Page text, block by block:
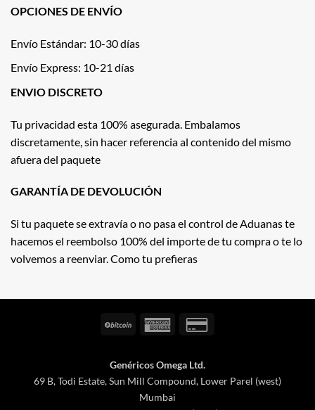
OPCIONES DE ENVÍO
Envío Estándar: 10-30 días
Envío Express: 10-21 días
ENVIO DISCRETO
Tu privacidad esta 100% asegurada. Embalamos
discretamente, sin hacer referencia al contenido del mismo
afuera del paquete
GARANTÍA DE DEVOLUCIÓN
Si tu paquete se extravía o no pasa el control de Aduanas te
hacemos el reembolso 100% del importe de tu compra o te lo
volvemos a reenviar. Como tu prefieras
BitCoin
American
Genéricos Omega Ltd.
69 B, Todi Estate, Sun Mill Compound, Lower Parel (west)
Mumbai